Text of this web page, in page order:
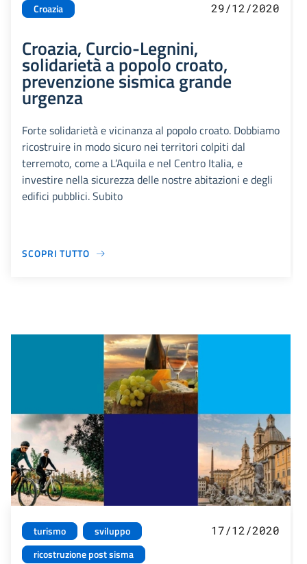
Croazia 29/12/2020
Croazia, Curcio-Legnini,
solidarietà a popolo croato,
prevenzione sismica grande
urgenza
Forte solidarietà e vicinanza al popolo croato. Dobbiamo
ricostruire in modo sicuro nei territori colpiti dal
terremoto, come a L’Aquila e nel Centro Italia, e
investire nella sicurezza delle nostre abitazioni e degli
edifici pubblici. Subito
SCOPRI TUTTO
turismo
sviluppo
ricostruzione post sisma
17/12/2020